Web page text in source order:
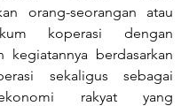
orang-seorangan atau
koperasi dengan
kegiatannya berdasarkan
sekaligus sebagai
rakyat yang